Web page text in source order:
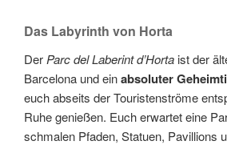
Das Labyrinth von Horta
Der Parc del Laberint d’Horta ist der
Barcelona und einabsoluter
euch abseits der Touristenströme
Ruhe genießen. Euch erwartet eine
schmalen Pfaden, Statuen, Pavillions